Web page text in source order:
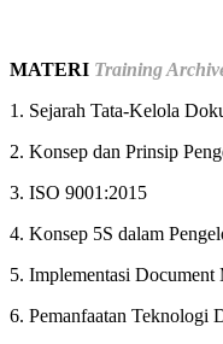
MATERI Training
1. Sejarah Tata-Kelola
2. Konsep dan Prinsip
3. ISO 9001:2015
4. Konsep 5S dalam
5. Implementasi
6. Pemanfaatan Teknologi